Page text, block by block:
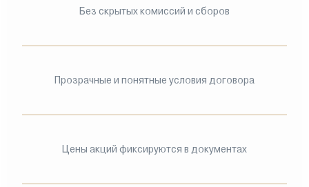
Без скрытых комиссий и сборов
Прозрачные и понятные условия договора
Цены акций фиксируются в документах